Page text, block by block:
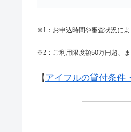
※1：お申込時間や審査状況によ
※2：ご利用限度額50万円超、
【 アイフルの貸付条件